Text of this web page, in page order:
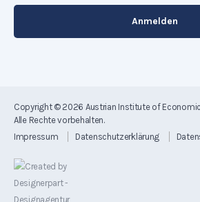
Copyright © 2026 Austrian Institute of
Alle Rechte vorbehalten.
Impressum
Datenschutzerklärung